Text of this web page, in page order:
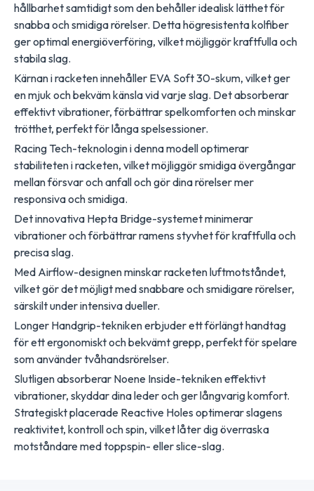
hållbarhet samtidigt som den behåller idealisk lätthet för
snabba och smidiga rörelser. Detta högresistenta kolfiber
ger optimal energiöverföring, vilket möjliggör kraftfulla och
stabila slag.
Kärnan i racketen innehåller EVA Soft 30-skum, vilket ger
en mjuk och bekväm känsla vid varje slag. Det absorberar
effektivt vibrationer, förbättrar spelkomforten och minskar
trötthet, perfekt för långa spelsessioner.
Racing Tech-teknologin i denna modell optimerar
stabiliteten i racketen, vilket möjliggör smidiga övergångar
mellan försvar och anfall och gör dina rörelser mer
responsiva och smidiga.
Det innovativa Hepta Bridge-systemet minimerar
vibrationer och förbättrar ramens styvhet för kraftfulla och
precisa slag.
Med Airflow-designen minskar racketen luftmotståndet,
vilket gör det möjligt med snabbare och smidigare rörelser,
särskilt under intensiva dueller.
Longer Handgrip-tekniken erbjuder ett förlängt handtag
för ett ergonomiskt och bekvämt grepp, perfekt för spelare
som använder tvåhandsrörelser.
Slutligen absorberar Noene Inside-tekniken effektivt
vibrationer, skyddar dina leder och ger långvarig komfort.
Strategiskt placerade Reactive Holes optimerar slagens
reaktivitet, kontroll och spin, vilket låter dig överraska
motståndare med toppspin- eller slice-slag.